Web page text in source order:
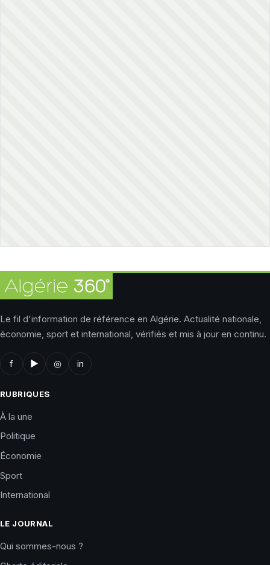
Le fil d'information de référence en Algérie. Actualité nationale,
économie, sport et international, vérifiés et mis à jour en continu.
f ▶ ◎ in
RUBRIQUES
À la une
Politique
Économie
Sport
International
LE JOURNAL
Qui sommes-nous ?